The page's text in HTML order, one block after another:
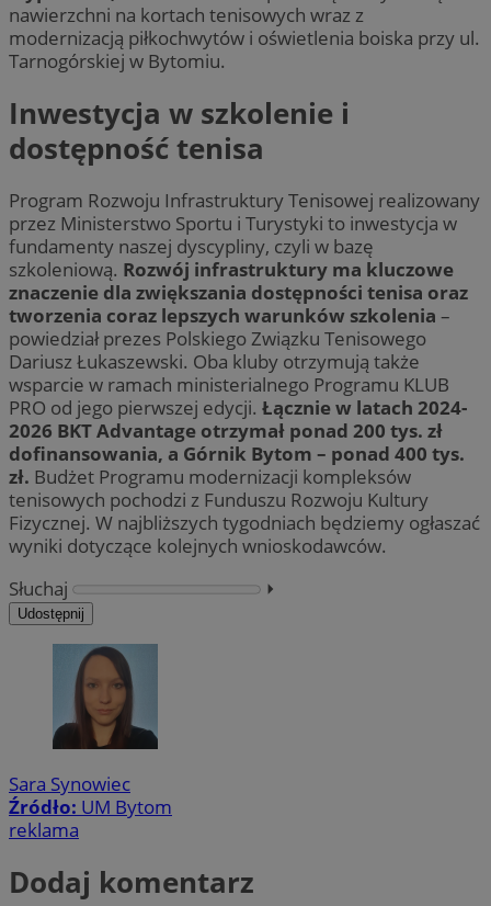
nawierzchni na kortach tenisowych wraz z
modernizacją piłkochwytów i oświetlenia boiska przy ul.
Tarnogórskiej w Bytomiu.
Inwestycja w szkolenie i
dostępność tenisa
Program Rozwoju Infrastruktury Tenisowej realizowany
przez Ministerstwo Sportu i Turystyki to inwestycja w
fundamenty naszej dyscypliny, czyli w bazę
szkoleniową. Rozwój infrastruktury ma kluczowe
znaczenie dla zwiększania dostępności tenisa oraz
tworzenia coraz lepszych warunków szkolenia –
powiedział prezes Polskiego Związku Tenisowego
Dariusz Łukaszewski. Oba kluby otrzymują także
wsparcie w ramach ministerialnego Programu KLUB
PRO od jego pierwszej edycji. Łącznie w latach 2024-
2026 BKT Advantage otrzymał ponad 200 tys. zł
dofinansowania, a Górnik Bytom – ponad 400 tys.
zł. Budżet Programu modernizacji kompleksów
tenisowych pochodzi z Funduszu Rozwoju Kultury
Fizycznej. W najbliższych tygodniach będziemy ogłaszać
wyniki dotyczące kolejnych wnioskodawców.
Słuchaj
⏵︎
Udostępnij
Sara Synowiec
Źródło: UM Bytom
reklama
Dodaj komentarz